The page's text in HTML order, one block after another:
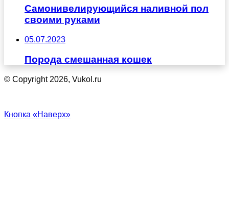
Самонивелирующийся наливной пол
своими руками
05.07.2023
Порода смешанная кошек
© Copyright 2026, Vukol.ru
Кнопка «Наверх»